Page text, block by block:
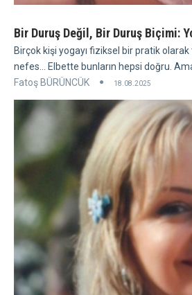
Bir Duruş Değil, Bir Duruş Biçimi:
Birçok kişi yogayı fiziksel bir pratik olarak
nefes... Elbette bunların hepsi doğru.
Fatoş BÜRÜNCÜK
18.08.2025